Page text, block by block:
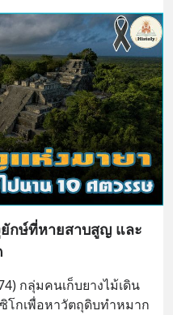
ษ์ที่หายสาบสูญ และ
กลุ่มคนเก็บยางไม้เดิน
โกเพื่อหาวัตถุดิบทำหมาก